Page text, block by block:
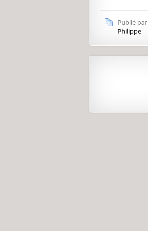
Publié par
Philippe